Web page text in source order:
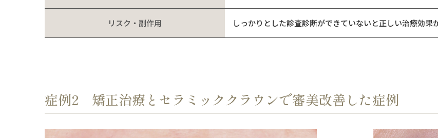
リスク・副作用 しっかりとした診査診断ができていないと正しい治療効果
症例2 矯正治療とセラミッククラウンで審美改善した症例